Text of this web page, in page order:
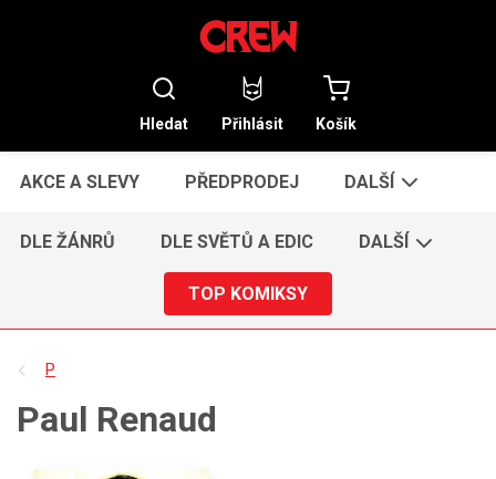
Hledat Přihlásit Košík
AKCE A SLEVY PŘEDPRODEJ DALŠÍ
DLE ŽÁNRŮ DLE SVĚTŮ A EDIC DALŠÍ
TOP KOMIKSY
P
Paul Renaud